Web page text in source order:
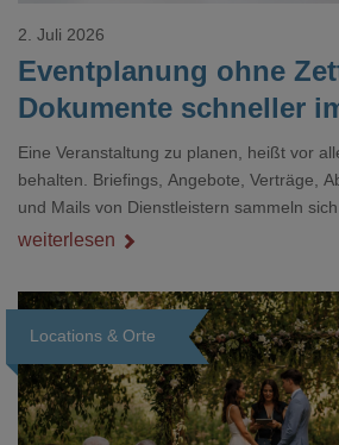
Eventplanung ohne
Dokumente schneller
2. Juli 2026
Eine Veranstaltung zu planen, heißt vor
behalten. Briefings, Angebote, Verträge,
und Mails von Dienstleistern sammeln
unübersichtlichen Stapel. Wer schon
Dokument gesucht hat, kennt das
weiterlesen
Locations & Orte